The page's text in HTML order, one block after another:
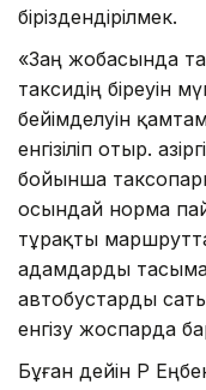
біріздендірілмек.
«Заң жобасында
таксидің біреуін
бейімделуін
енгізіліп отыр.
бойынша
осындай норма
тұрақты
адамдарды
автобустарды
енгізу жоспарда
Бұған дейін ҚР